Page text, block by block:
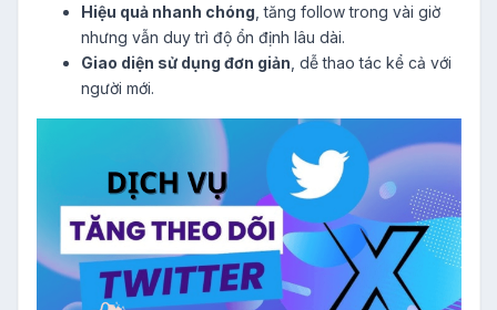
Hiệu quả nhanh chóng , tăng follow trong vài giờ
nhưng vẫn duy trì độ ổn định lâu dài.
Giao diện sử dụng đơn giản , dễ thao tác kể cả với
người mới.